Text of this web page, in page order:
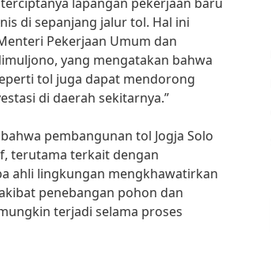
di sepanjang jalur tol. Hal ini
Pekerjaan Umum dan
yang mengatakan bahwa
tol juga dapat mendorong
di daerah sekitarnya.”
pembangunan tol Jogja Solo
terutama terkait dengan
ahli lingkungan mengkhawatirkan
penebangan pohon dan
terjadi selama proses